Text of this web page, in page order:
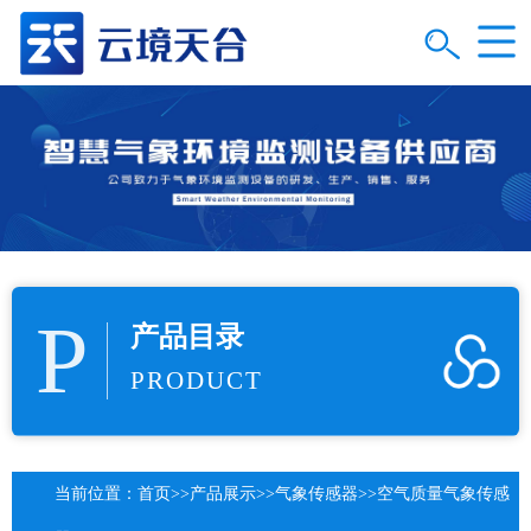
P 产品目录
PRODUCT
当前位置： 首页>>产品展示>>气象传感器>>空气质量气象传感